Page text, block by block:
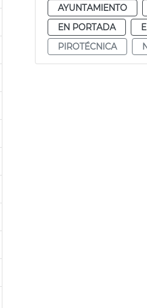
AYUNTAMIENTO
EN PORTADA
PIROTÉCNICA